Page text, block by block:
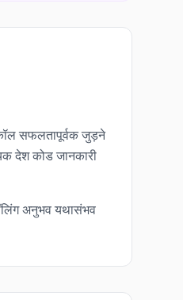
सफलतापूर्वक जुड़ने
देश कोड जानकारी
अनुभव यथासंभव